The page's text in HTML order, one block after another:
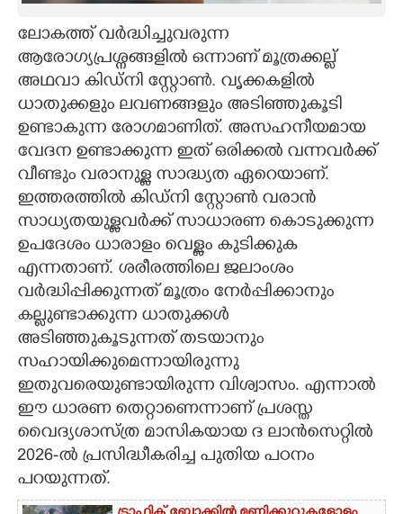
CARTOONS
LITERATURE
ZOOM
CONTACT US
ലോകത്ത് വർദ്ധിച്ചുവരുന്ന
ആരോഗ്യപ്രശ്നങ്ങളിൽ ഒന്നാണ് മൂത്രക്കല്ല്
അഥവാ കിഡ്നി സ്റ്റോൺ. വൃക്കകളിൽ
ധാതുക്കളും ലവണങ്ങളും അടിഞ്ഞുകൂടി
ഉണ്ടാകുന്ന ​രോ​ഗമാണിത്. അസഹനീയമായ
വേദന ഉണ്ടാക്കുന്ന ഇത് ഒരിക്കൽ വന്നവർക്ക്
വീണ്ടും വരാനുള്ള സാദ്ധ്യത ഏറെയാണ്.
ഇത്തരത്തിൽ കിഡ്നി സ്റ്റോൺ വരാൻ
സാധ്യതയുള്ളവർക്ക് സാധാരണ കൊടുക്കുന്ന
ഉപദേശം ധാരാളം വെള്ളം കുടിക്കുക
എന്നതാണ്. ശരീരത്തിലെ ജലാംശം
വർദ്ധിപ്പിക്കുന്നത് മൂത്രം നേർപ്പിക്കാനും
കല്ലുണ്ടാക്കുന്ന ധാതുക്കൾ
അടിഞ്ഞുകൂടുന്നത് തടയാനും
സഹായിക്കുമെന്നായിരുന്നു
ഇതുവരെയുണ്ടായിരുന്ന വിശ്വാസം. എന്നാൽ
ഈ ധാരണ തെറ്റാണെന്നാണ് പ്രശസ്ത
വൈദ്യശാസ്ത്ര മാസികയായ ദ ലാൻസെറ്റിൽ
2026-ൽ പ്രസിദ്ധീകരിച്ച പുതിയ പഠനം
പറയുന്നത്.